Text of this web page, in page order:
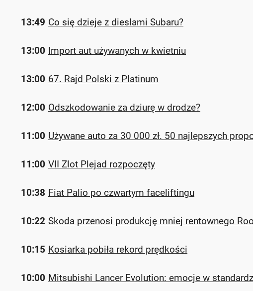
13:49 Co się dzieje z dieslami Subaru?
13:00 Import aut używanych w kwietniu
13:00 67. Rajd Polski z Platinum
12:00 Odszkodowanie za dziurę w drodze?
11:00 Używane auto za 30 000 zł. 50 najlepszych
11:00 VII Zlot Plejad rozpoczęty
10:38 Fiat Palio po czwartym faceliftingu
10:22 Skoda przenosi produkcję mniej rentownego
10:15 Kosiarka pobiła rekord prędkości
10:00 Mitsubishi Lancer Evolution: emocje w